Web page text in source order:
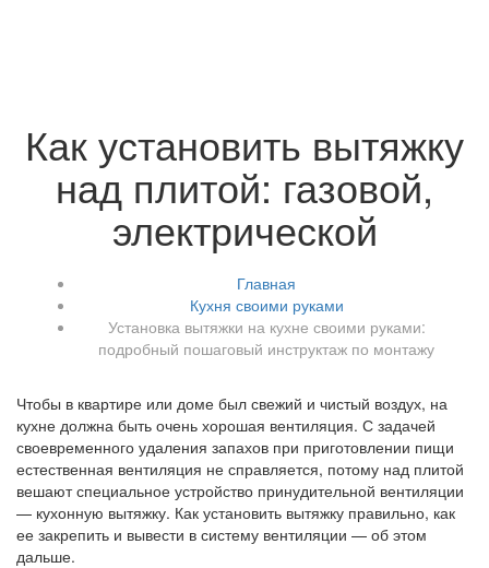
Как установить вытяжку
над плитой: газовой,
электрической
Главная
Кухня своими руками
Установка вытяжки на кухне своими руками:
подробный пошаговый инструктаж по монтажу
Чтобы в квартире или доме был свежий и чистый воздух, на
кухне должна быть очень хорошая вентиляция. С задачей
своевременного удаления запахов при приготовлении пищи
естественная вентиляция не справляется, потому над плитой
вешают специальное устройство принудительной вентиляции
— кухонную вытяжку. Как установить вытяжку правильно, как
ее закрепить и вывести в систему вентиляции — об этом
дальше.